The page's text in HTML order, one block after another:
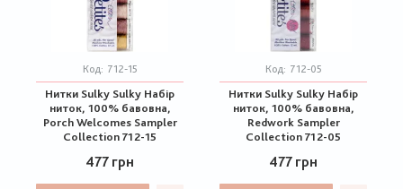
Код: 712-15
Нитки Sulky Sulky Набір
ниток, 100% бавовна,
Porch Welcomes Sampler
Collection 712-15
477 грн
Код: 712-05
Нитки Sulky Sulky Набір
ниток, 100% бавовна,
Redwork Sampler
Collection 712-05
477 грн